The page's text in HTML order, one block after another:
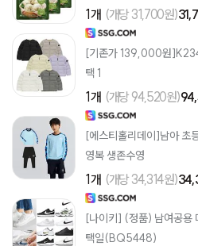
1개 (개당 31,700원)
[기존가 139,000원
택 1
1개 (개당 94,520원)
[에스티홀리데이]남아
영복 생존수영
1개 (개당 34,314원)
[나이키] (정품) 남여공용
택일(BQ5448)